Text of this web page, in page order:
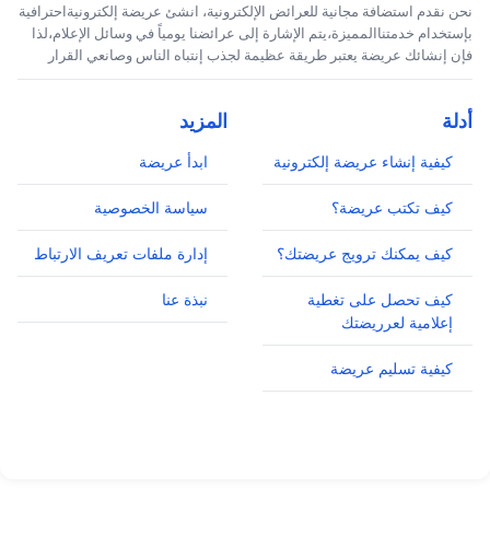
نحن نقدم استضافة مجانية للعرائض الإلكترونية، انشئ عريضة إلكترونيةاحترافية
بإستخدام خدمتناالمميزة،يتم الإشارة إلى عرائضنا يومياً في وسائل الإعلام،لذا
فإن إنشائك عريضة يعتبر طريقة عظيمة لجذب إنتباه الناس وصانعي القرار
أدلة
كيفية إنشاء عريضة إلكترونية
كيف تكتب عريضة؟
كيف يمكنك ترويج عريضتك؟
كيف تحصل على تغطية
إعلامية لعرريضتك
كيفية تسليم عريضة
المزيد
ابدأ عريضة
سياسة الخصوصية
إدارة ملفات تعريف الارتباط
نبذة عنا